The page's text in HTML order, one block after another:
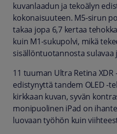
kuvanlaadun ja tekoälyn
kokonaisuuteen. M5-sirun
takaa jopa 6,7 kertaa
kuin M1-sukupolvi, mikä
sisällöntuotannosta sulavaa
11 tuuman Ultra Retina
edistynyttä tandem OLED -
kirkkaan kuvan, syvän
monipuolinen iPad on
luovaan työhön kuin